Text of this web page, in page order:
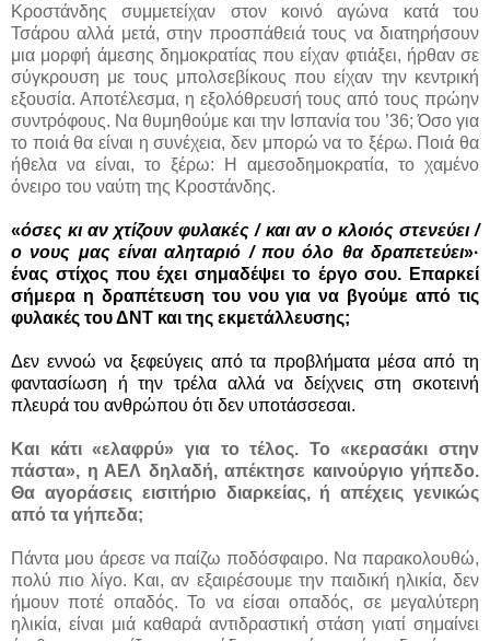
Κροστάνδης συμμετείχαν στον κοινό αγώνα κατά του
Τσάρου αλλά μετά, στην προσπάθειά τους να διατηρήσουν
μια μορφή άμεσης δημοκρατίας που είχαν φτιάξει, ήρθαν σε
σύγκρουση με τους μπολσεβίκους που είχαν την κεντρική
εξουσία. Αποτέλεσμα, η εξολόθρευσή τους από τους πρώην
συντρόφους. Να θυμηθούμε και την Ισπανία του ’36; Όσο για
το ποιά θα είναι η συνέχεια, δεν μπορώ να το ξέρω. Ποιά θα
ήθελα να είναι, το ξέρω: Η αμεσοδημοκρατία, το χαμένο
όνειρο του ναύτη της Κροστάνδης.
«όσες κι αν χτίζουν φυλακές / και αν ο κλοιός στενεύει /
ο νους μας είναι αληταριό / που όλο θα δραπετεύει»·
ένας στίχος που έχει σημαδέψει το έργο σου. Επαρκεί
σήμερα η δραπέτευση του νου για να βγούμε από τις
φυλακές του ΔΝΤ και της εκμετάλλευσης;
Δεν εννοώ να ξεφεύγεις από τα προβλήματα μέσα από τη
φαντασίωση ή την τρέλα αλλά να δείχνεις στη σκοτεινή
πλευρά του ανθρώπου ότι δεν υποτάσσεσαι.
Και κάτι «ελαφρύ» για το τέλος. Το «κερασάκι στην
πάστα», η ΑΕΛ δηλαδή, απέκτησε καινούργιο γήπεδο.
Θα αγοράσεις εισιτήριο διαρκείας, ή απέχεις γενικώς
από τα γήπεδα;
Πάντα μου άρεσε να παίζω ποδόσφαιρο. Να παρακολουθώ,
πολύ πιο λίγο. Και, αν εξαιρέσουμε την παιδική ηλικία, δεν
ήμουν ποτέ οπαδός. Το να είσαι οπαδός, σε μεγαλύτερη
ηλικία, είναι μιά καθαρά αντιδραστική στάση γιατί σημαίνει